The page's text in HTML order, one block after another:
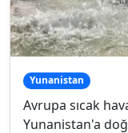
Yunanistan
Avrupa sıcak
Yunanistan'a